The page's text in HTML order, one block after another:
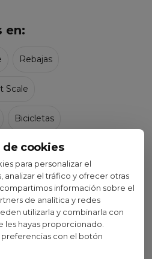
de cookies
para personalizar el
analizar el tráfico y ofrecer otras
información sobre el
de analítica y redes
utilizarla y combinarla con
les hayas proporcionado.
con el botón
en:
Rebajas
Scale
Bicicletas
delantera
en la misma